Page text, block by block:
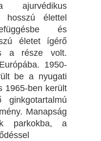
ajurvédikus
élettel
és
életet ígérő
a része volt.
1950-
be a nyugati
1965-ben került
Manapság
parkokba, a